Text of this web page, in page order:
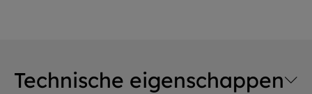
Technische eigenschappen